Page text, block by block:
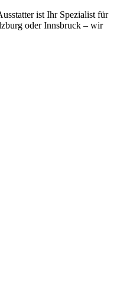
ist Ihr Spezialist für
oder Innsbruck – wir